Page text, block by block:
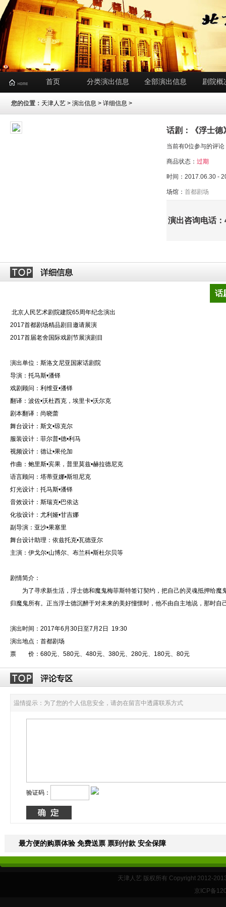
首页 分类演出信息 全部演出信息 剧院概
您的位置： 天津人艺 > 演出信息 > 详细信息 >
话剧：《浮士德
当前有0位参与的评论
商品状态： 过期
时间：2017.06.30 -
场馆： 首都剧场
演出咨询电话
话
北京人民艺术剧院建院65周年纪念演出
2017首都剧场精品剧目邀请展演
2017首届老舍国际戏剧节展演剧目
演出单位：斯洛文尼亚国家话剧院
导演：托马斯•潘铎
戏剧顾问：利维亚•潘铎
翻译：波佐•沃杜西克，埃里卡•沃尔克
剧本翻译：尚晓蕾
舞台设计：斯文•琼克尔
服装设计：菲尔普•德•利马
视频设计：德让•果伦加
作曲：鲍里斯•宾果，普里莫兹•赫拉德尼克
语言顾问：塔蒂亚娜•斯坦尼克
灯光设计：托马斯•潘铎
音效设计：斯瑞克•巴依达
化妆设计：尤利娅•甘吉娜
副导演：亚沙•果塞里
舞台设计助理：依兹托克•瓦德亚尔
主演：伊戈尔•山博尔、布兰科•斯杜尔贝等
剧情简介：
为了寻求新生活，浮士德和魔鬼梅菲斯特签订契约，把自己的灵魂抵押给魔
归魔鬼所有。正当浮士德沉醉于对未来的美好憧憬时，他不由自主地说，那时
演出时间：2017年6月30日至7月2日 19:30
演出地点：首都剧场
票 价：680元、580元、480元、380元、280元、180元、80元
温情提示：为了您的个人信息安全，请勿在留言中透露联系方式
验证码：
最方便的购票体验 免费送票 票到付款 安全保障
天津人艺 版权所有 Copyright 2012-
京ICP备